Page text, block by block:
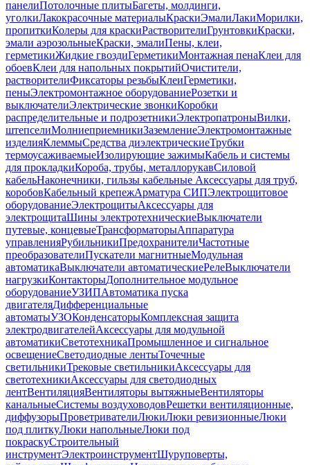
панелиПотолочные плитыБагеты, молдинги,
уголкиЛакокрасочные материалыКраскиЭмалиЛакиМорилки,
пропиткиКолеры для краскиРастворителиГрунтовкиКраски,
эмали аэрозольныеКраски, эмалиПены, клеи,
герметикиЖидкие гвоздиГерметикиМонтажная пенаКлеи для
обоевКлеи для напольных покрытийОчистители,
растворителиФиксаторы резьбыКлеиГерметики,
пеныЭлектромонтажное оборудованиеРозетки и
выключателиЭлектрические звонкиКоробки
распределительные и подрозетникиЭлектропатроныВилки,
штепселиМолниеприемникиЗаземлениеЭлектромонтажные
изделияКлеммыСредства диэлектрическиеТрубки
термоусаживаемыеИзолирующие зажимыКабель и системы
для прокладкиКороба, трубы, металлорукавСиловой
кабельНаконечники, гильзы кабельные Аксессуары для труб,
коробовКабельный крепежАрматура СИПЭлектрощитовое
оборудованиеЭлектрощитыАксессуары для
электрощитаШины электротехническиеВыключатели
путевые, концевыеТрансформаторыАппаратура
управленияРубильникиПредохранителиЧастотные
преобразователиПускатели магнитныеМодульная
автоматикаВыключатели автоматическиеРелеВыключатели
нагрузкиКонтакторыДополнительное модульное
оборудованиеУЗИПАвтоматика пуска
двигателяДифференциальные
автоматыУЗОКонденсаторыКомплексная защита
электродвигателейАксессуары для модульной
автоматикиСветотехникаПромышленное и сигнальное
освещениеСветодиодные лентыТочечные
светильникиТрековые светильникиАксессуары для
светотехникиАксессуары для светодиодных
лентВентиляцияВентиляторы вытяжныеВентиляторы
канальныеСистемы воздуховодовРешетки вентиляционные,
диффузорыПроветривателиЛюкиЛюки ревизионныеЛюки
под плиткуЛюки напольныеЛюки под
покраскуСтроительный
инструментЭлектроинструментШуруповерты,